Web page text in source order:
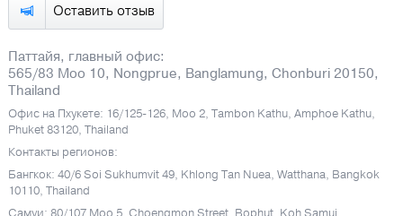
Оставить отзыв
Паттайя, главный офис:
565/83 Moo 10, Nongprue, Banglamung, Chonburi 20150,
Thailand
Офис на Пхукете: 16/125-126, Moo 2, Tambon Kathu, Amphoe Kathu,
Phuket 83120, Thailand
Контакты регионов:
Бангкок: 40/6 Soi Sukhumvit 49, Khlong Tan Nuea, Watthana, Bangkok
10110, Thailand